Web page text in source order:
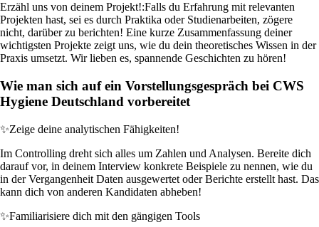
Erzähl uns von deinem Projekt!:Falls du Erfahrung mit relevanten
Projekten hast, sei es durch Praktika oder Studienarbeiten, zögere
nicht, darüber zu berichten! Eine kurze Zusammenfassung deiner
wichtigsten Projekte zeigt uns, wie du dein theoretisches Wissen in der
Praxis umsetzt. Wir lieben es, spannende Geschichten zu hören!
Wie man sich auf ein Vorstellungsgespräch bei CWS
Hygiene Deutschland vorbereitet
✨Zeige deine analytischen Fähigkeiten!
Im Controlling dreht sich alles um Zahlen und Analysen. Bereite dich
darauf vor, in deinem Interview konkrete Beispiele zu nennen, wie du
in der Vergangenheit Daten ausgewertet oder Berichte erstellt hast. Das
kann dich von anderen Kandidaten abheben!
✨Familiarisiere dich mit den gängigen Tools